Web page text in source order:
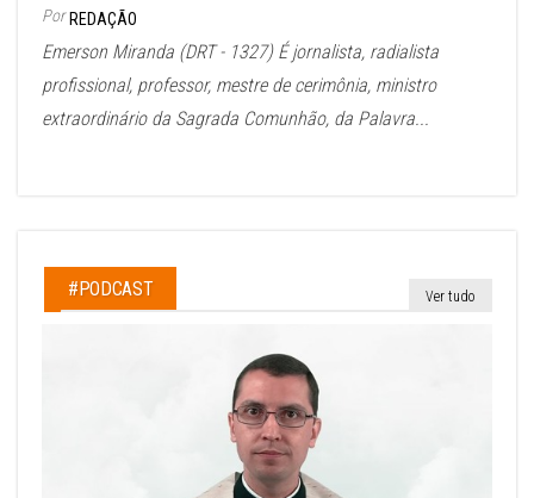
Por REDAÇÃO
Emerson Miranda (DRT - 1327) É jornalista, radialista
profissional, professor, mestre de cerimônia, ministro
extraordinário da Sagrada Comunhão, da Palavra...
#PODCAST Ver tudo